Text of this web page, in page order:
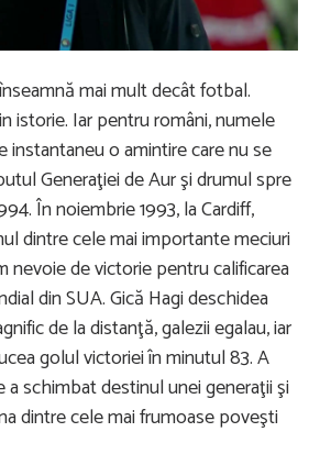
Video
mai mult decât fotbal.
istorie. Iar pentru români, numele
instantaneu o amintire care nu se
Generaţiei de Aur şi drumul spre
În noiembrie 1993, la Cardiff,
dintre cele mai importante meciuri
nevoie de victorie pentru calificarea
din SUA. Gică Hagi deschidea
de la distanţă, galezii egalau, iar
golul victoriei în minutul 83. A
schimbat destinul unei generaţii şi
dintre cele mai frumoase poveşti